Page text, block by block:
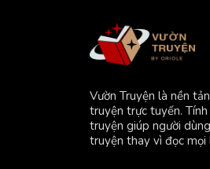
Vườn Truyện là nền
truyện trực tuyến.
truyện giúp người
truyện thay vì đọc mọi